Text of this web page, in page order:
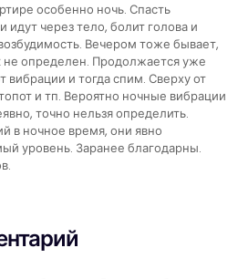
особенно ночь. Спасть
через тело, болит голова и
Вечером тоже бывает,
определен. Продолжается уже
вибрации и тогда спим. Сверху от
и тп. Вероятно ночные вибрации
точно нельзя определить.
в ночное время, они явно
уровень. Заранее благодарны.